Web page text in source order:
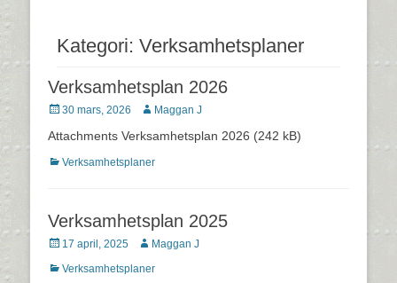
Kategori: Verksamhetsplaner
Verksamhetsplan 2026
Postades
30 mars, 2026 Författare
Maggan J
Attachments Verksamhetsplan 2026 (242 kB)
Kategorier
Verksamhetsplaner
Verksamhetsplan 2025
Postades
17 april, 2025 Författare
Maggan J
Kategorier
Verksamhetsplaner